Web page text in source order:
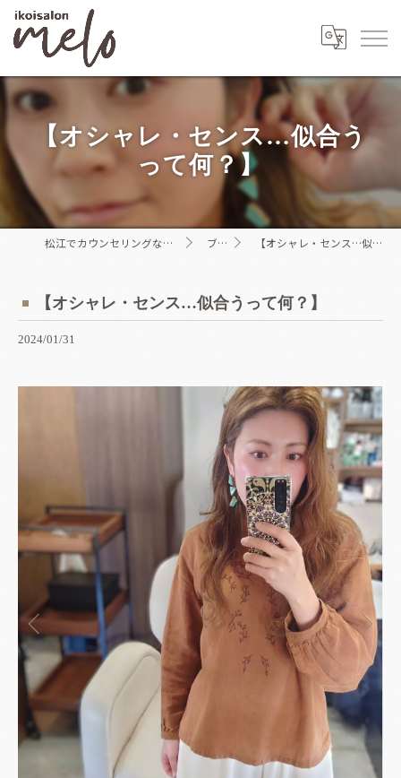
【オシャレ・センス…似合う
って何？】
松江でカウンセリングならikoisalon melo ブログ 【オシャレ・センス…似合うって何？】
【オシャレ・センス…似合うって何？】
2024/01/31